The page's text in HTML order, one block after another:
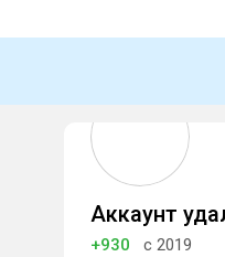
Аккаунт
+930 с 2019